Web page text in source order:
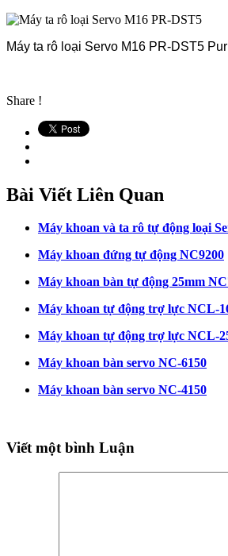
Máy ta rô loại Servo M16 PR-DST5
Share !
Bài Viết Liên Quan
Máy khoan và ta rô tự động loại
Máy khoan đứng tự động NC9200
Máy khoan bàn tự động 25mm
Máy khoan tự động trợ lực NCL-
Máy khoan tự động trợ lực NCL-
Máy khoan bàn servo NC-6150
Máy khoan bàn servo NC-4150
Viết một bình Luận